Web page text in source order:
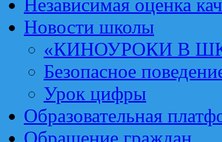
Независимая оценка
Новости школы
«КИНОУРОКИ В
Безопасное
Урок цифры
Образовательная